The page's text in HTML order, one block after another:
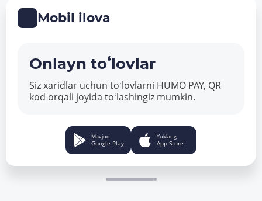
Mobil ilova
Onlayn toʻlovlar
Siz xaridlar uchun toʻlovlarni HUMO PAY, QR
kod orqali joyida toʻlashingiz mumkin.
Mavjud
Google Play
Yuklang
App Store